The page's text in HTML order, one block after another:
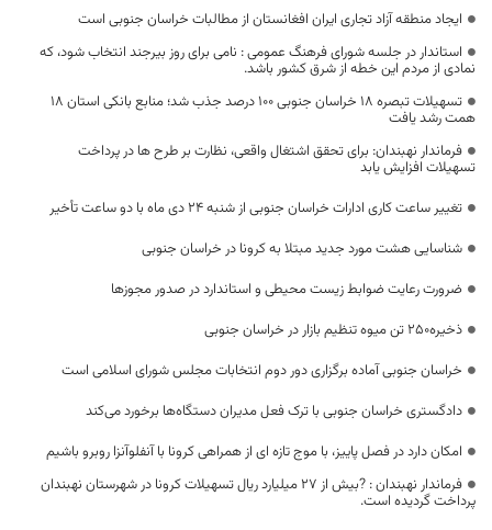
ایجاد منطقه آزاد تجاری ایران افغانستان از مطالبات خراسان جنوبی است
استاندار در جلسه شورای فرهنگ عمومی : نامی برای روز بیرجند انتخاب شود، که
نمادی از مردم این خطه از شرق کشور باشد.
تسهیلات تبصره 18 خراسان جنوبی 100 درصد جذب شد؛ منابع بانکی استان 18
همت رشد یافت
فرماندار نهبندان: برای تحقق اشتغال واقعی، نظارت بر طرح ها در پرداخت
تسهیلات افزایش یابد
تغییر ساعت کاری ادارات خراسان جنوبی از شنبه ۲۴ دی ماه با دو ساعت تأخیر
شناسایی هشت مورد جدید مبتلا به کرونا در خراسان جنوبی
ضرورت رعایت ضوابط زیست محیطی و استاندارد در صدور مجوزها
ذخیره‌۲۵۰ تن میوه تنظیم بازار در خراسان جنوبی
خراسان جنوبی آماده برگزاری دور دوم انتخابات مجلس شورای اسلامی است
دادگستری خراسان جنوبی با ترک‌ فعل مدیران دستگاه‌ها برخورد می‌کند
امکان دارد در فصل پاییز، با موج تازه ای از همراهی کرونا با آنفلوآنزا روبرو باشیم
فرماندار نهبندان : ?بیش از ٢٧ میلیارد ریال تسهیلات کرونا در شهرستان نهبندان
پرداخت گردیده است.